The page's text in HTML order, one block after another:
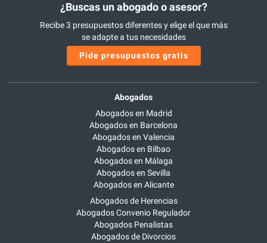
¿Buscas un abogado o asesor?
Recibe 3 presupuestos diferentes y elige el que más
se adapte a tus necesidades
Pide presupuestos gratis
Abogados
Abogados en Madrid
Abogados en Barcelona
Abogados en Valencia
Abogados en Bilbao
Abogados en Málaga
Abogados en Sevilla
Abogados en Alicante
Abogados de Herencias
Abogados Convenio Regulador
Abogados Penalistas
Abogados de Divorcios